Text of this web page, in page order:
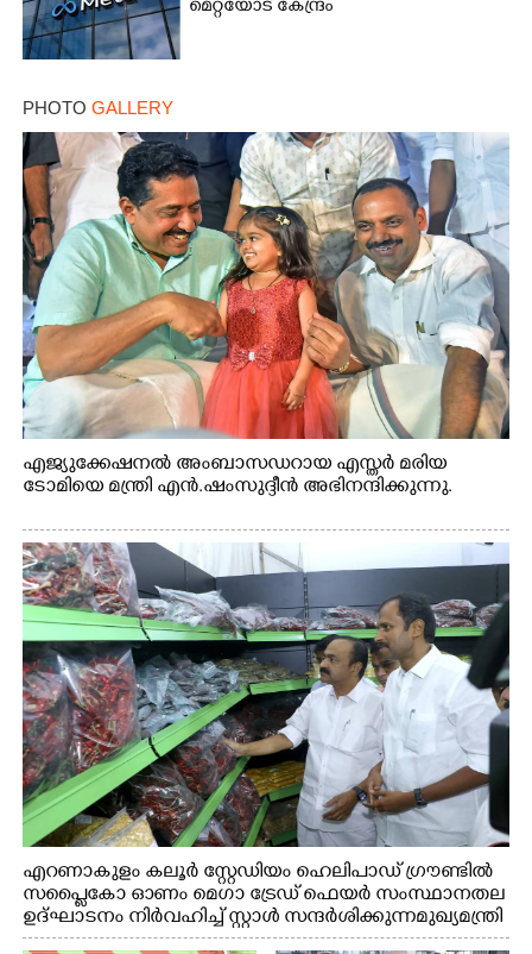
മെറ്റയോട് കേന്ദ്രം
PHOTO GALLERY
എജ്യുക്കേഷനൽ അംബാസഡറായ എസ്തർ മരിയ
ടോമിയെ മന്ത്രി എൻ.ഷംസുദ്ദീൻ അഭിനന്ദിക്കുന്നു.
എറണാകുളം കലൂർ സ്റ്റേഡിയം ഹെലിപാഡ് ഗ്രൗണ്ടിൽ
സപ്ളൈകോ ഓണം മെഗാ ട്രേഡ് ഫെയർ സംസ്ഥാനതല
ഉദ്ഘാടനം നിർവഹിച്ച് സ്റ്റാൾ സന്ദർശിക്കുന്ന മുഖ്യമന്ത്രി
വി.ഡി. സതീശൻ. മന്ത്രി അനൂപ് ജേക്കബ് സമീപം